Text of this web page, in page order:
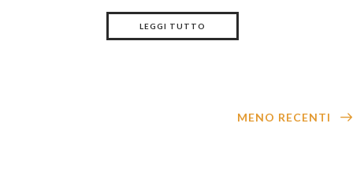
LEGGI TUTTO
MENO RECENTI